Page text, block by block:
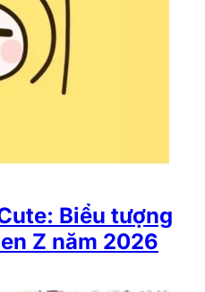
Biểu tượng
Z năm 2026